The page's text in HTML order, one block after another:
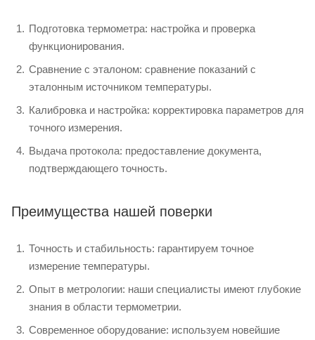
Подготовка термометра: настройка и проверка
функционирования.
Сравнение с эталоном: сравнение показаний с
эталонным источником температуры.
Калибровка и настройка: корректировка параметров для
точного измерения.
Выдача протокола: предоставление документа,
подтверждающего точность.
Преимущества нашей поверки
Точность и стабильность: гарантируем точное
измерение температуры.
Опыт в метрологии: наши специалисты имеют глубокие
знания в области термометрии.
Современное оборудование: используем новейшие